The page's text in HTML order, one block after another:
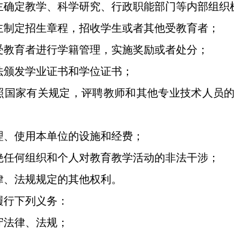
确定教学、科学研究、行政职能部门等内部组
制定招生章程，招收学生或者其他受教育者；
育者进行学籍管理，实施奖励或者处分；
颁发学业证书和学位证书；
国家有关规定，评聘教师和其他专业技术人员
、使用本单位的设施和经费；
任何组织和个人对教育教学活动的非法干涉；
、法规规定的其他权利。
下列义务：
、法规；